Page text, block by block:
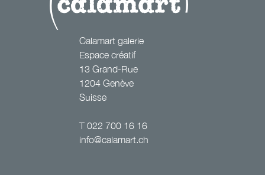
Calamart galerie
Espace créatif
13 Grand-Rue
1204 Genève
Suisse
T022 700 16 16
info@calamart.ch